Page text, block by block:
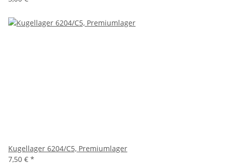
Kugellager 6204/C5, Premiumlager
7,50 € *